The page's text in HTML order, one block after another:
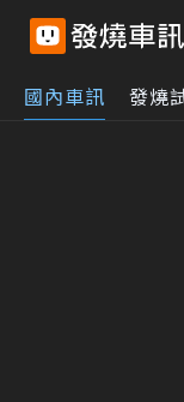
國內車訊 發燒